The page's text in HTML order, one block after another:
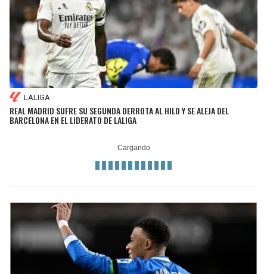
LALIGA
REAL MADRID SUFRE SU SEGUNDA DERROTA AL HILO Y SE ALEJA DEL
BARCELONA EN EL LIDERATO DE LALIGA